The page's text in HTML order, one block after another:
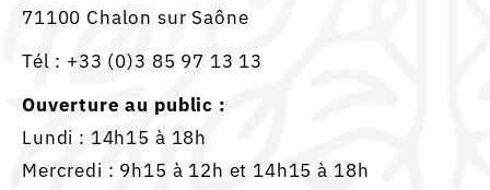
71100 Chalon sur Saône
Tél : +33 (0)3 85 97 13 13
Ouverture au public :
Lundi : 14h15 à 18h
Mercredi : 9h15 à 12h et 14h15 à 18h